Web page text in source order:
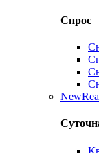
Спрос
New